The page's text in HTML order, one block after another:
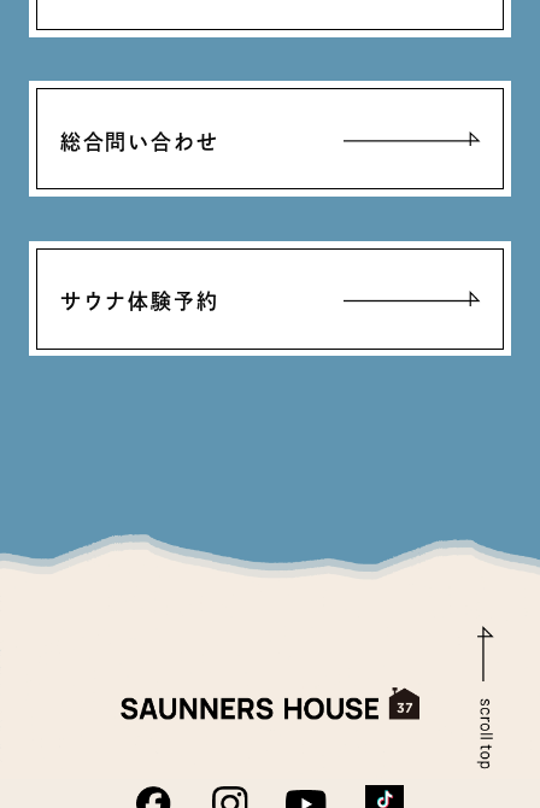
総合問い合わせ
サウナ体験予約